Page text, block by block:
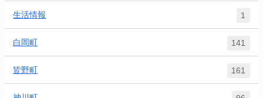
生活情報 1
白岡町 141
皆野町 161